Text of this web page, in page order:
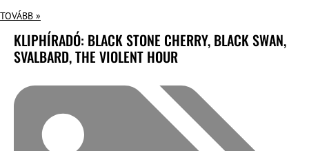
TOVÁBB »
KLIPHÍRADÓ: BLACK STONE CHERRY, BLACK SWAN,
SVALBARD, THE VIOLENT HOUR